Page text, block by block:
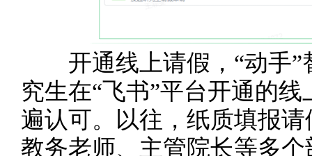
开通线上请假，“动手”
究生在“飞书”平台开通的
遍认可。以往，纸质填报
教务老师、主管院长等多